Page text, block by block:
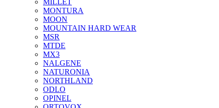
MILLET
MONTURA
MOON
MOUNTAIN HARD WEAR
MSR
MTDE
MX3
NALGENE
NATURONIA
NORTHLAND
ODLO
OPINEL